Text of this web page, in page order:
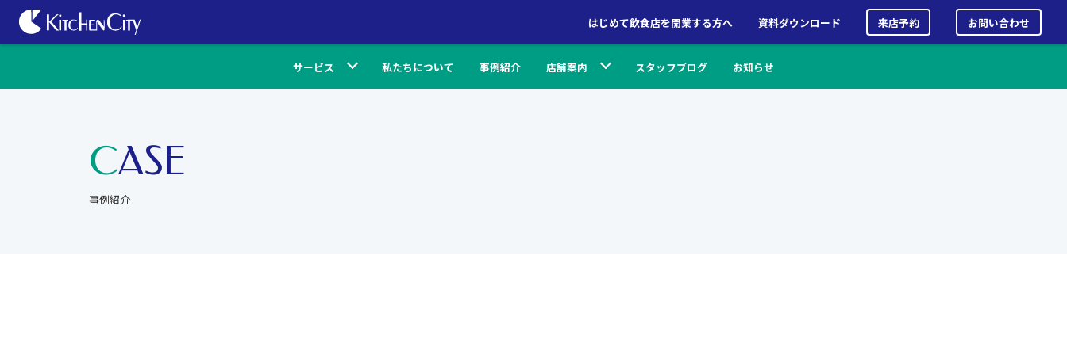
はじめて飲食店を開業する方へ 資料ダウンロード 来店予約 お問い合わせ
サービス 私たちについて 事例紹介 店舗案内 スタッフブログ お知らせ
CASE
事例紹介